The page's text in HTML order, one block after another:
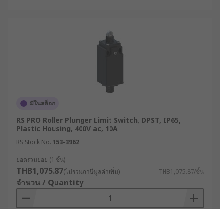
กระทำและสภาวะแรงกระแทกทางกลได้อย่าง
(Voltage/Current Rating) ให้สอดคล้องกับ
โหลดในแผงควบคุม
มาตรฐานการป้องกัน (IP Rating) : เลือกค่า
มาตรฐานความทนทานต่อฝุ่นและน้ำ เช่น IP65
หรือ IP67 สำหรับพื้นที่เสี่ยงหรือต้องสัมผัส
รูปแบบการจัดเรียงหน้าสัมผัส :ลิมิตสวิทช์มีให้
เลือกใช้งานทั้งแบบหน้าสัมผัสปกติเปิด
(Normally Open: NO), ปกติปิด (Normally
Closed: NC) หรือแบบผสม การเลือกรูปแบบหน้า
มีในสต็อก
RS PRO Roller Plunger Limit Switch, DPST, IP65,
Plastic Housing, 400V ac, 10A
RS Stock No. 153-3962
ยอดรวมย่อย (1 ชิ้น)
THB1,075.87(ไม่รวมภาษีมูลค่าเพิ่ม) THB1,075.87/ชิ้น
จำนวน / Quantity